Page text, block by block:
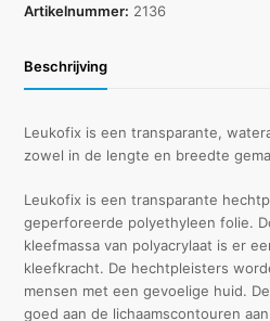
Artikelnummer: 2136
Beschrijving
Leukofix is een transparante,
zowel in de lengte en breedte
Leukofix is een transparante
geperforeerde polyethyleen folie.
kleefmassa van polyacrylaat is er
kleefkracht. De hechtpleisters
mensen met een gevoelige huid.
goed aan de lichaamscontouren